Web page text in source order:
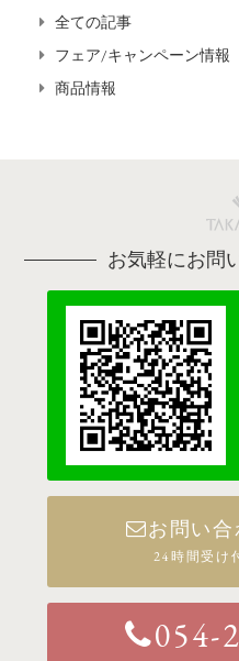
全ての記事
フェア/キャンペーン情報
商品情報
お気軽にお問
お問い
24時間受け
054-